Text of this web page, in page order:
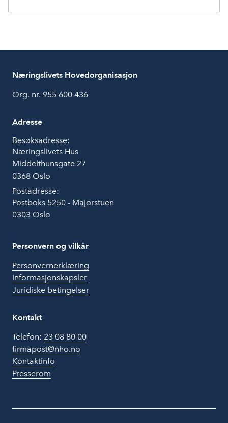
Næringslivets Hovedorganisasjon
Org. nr. 955 600 436
Adresse
Besøksadresse:
Næringslivets Hus
Middelthunsgate 27
0368 Oslo
Postadresse:
Postboks 5250 - Majorstuen
0303 Oslo
Personvern og vilkår
Personvernerklæring
Informasjonskapsler
Juridiske betingelser
Kontakt
Telefon: 23 08 80 00
firmapost@nho.no
Kontaktinfo
Presserom